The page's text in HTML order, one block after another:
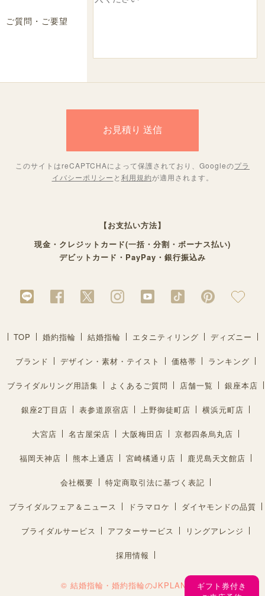
ご質問・ご要望
このサイトはreCAPTCHAによって保護されており、Googleのプラ
イバシーポリシー と 利用規約が適用されます。
ギフト券付き
【お支払い方法】
現金・クレジットカード(一括・分割・ボーナス払い)
デビットカード・PayPay・銀行振込み
TOP 婚約指輪 結婚指輪 エタニティリング ディズニー
ブランド デザイン・素材・テイスト 価格帯 ランキング
ブライダルリング用語集 よくあるご質問 店舗一覧 銀座本店
銀座2丁目店 表参道原宿店 上野御徒町店 横浜元町店
大宮店 名古屋栄店 大阪梅田店 京都四条烏丸店
福岡天神店 熊本上通店 宮崎橘通り店 鹿児島天文館店
会社概要 特定商取引法に基づく表記
ブライダルフェア＆ニュース ドラマロケ ダイヤモンドの品質
ブライダルサービス アフターサービス リングアレンジ
採用情報
© 結婚指輪・婚約指輪のJKPLANET®︎